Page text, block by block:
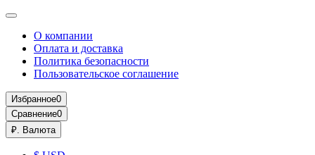
О компании
Оплата и доставка
Политика безопасности
Пользовательское соглашение
Избранное0
Сравнение0
₽. Валюта